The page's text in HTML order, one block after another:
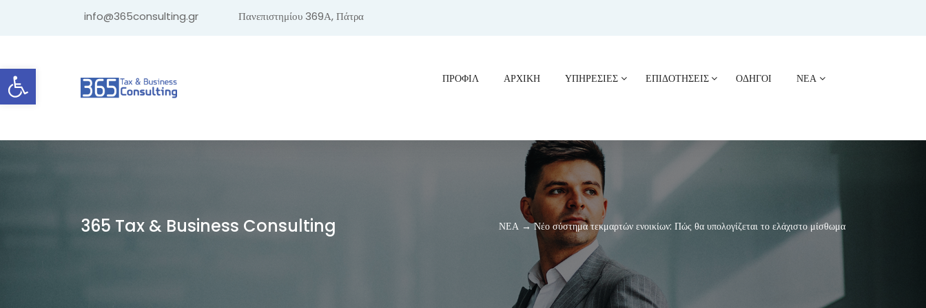
Ανοίξτε τη γραμμή εργαλείων
info@365consulting.gr Πανεπιστημίου 369Α, Πάτρα
ΠΡΟΦΊΛ ΑΡΧΙΚΗ ΥΠΗΡΕΣΙΕΣ ΕΠΙΔΟΤΗΣΕΙΣ ΟΔΗΓΟΙ ΝΕΑ
365 Tax & Business Consulting ΝΕΑ → Νέο σύστημα τεκμαρτών ενοικίων: Πώς θα υπολογίζεται το ελάχιστο μίσθωμα